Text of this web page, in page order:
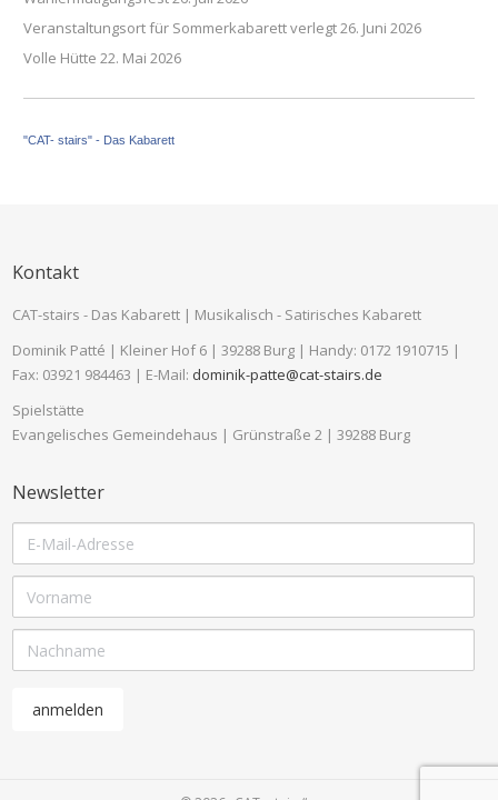
Veranstaltungsort für Sommerkabarett verlegt26. Juni 2026
Volle Hütte 22. Mai 2026
"CAT- stairs" - Das Kabarett
Kontakt
CAT-stairs - Das Kabarett | Musikalisch - Satirisches Kabarett
Dominik Patté | Kleiner Hof 6 | 39288 Burg | Handy: 0172 1910715 |
Fax: 03921 984463 | E-Mail: dominik-patte@cat-stairs.de
Spielstätte
Evangelisches Gemeindehaus | Grünstraße 2 | 39288 Burg
Newsletter